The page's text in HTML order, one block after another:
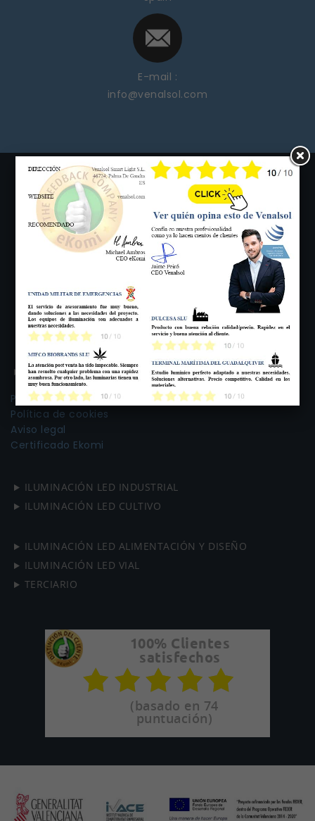
E-mail :
info@venalsol.com
C/ Garbí, 15 Pol. Industrial Palma de Gandia, Palma de
Gandía, (Valencia)
+34 96 280 82 19 info@venalsol.com
CONTENIDOS
Política de privacidad
Política de cookies
Aviso legal
Certificado Ekomi
ILUMINACIÓN LED INDUSTRIAL
ILUMINACIÓN LED CULTIVO
ILUMINACIÓN LED ALIMENTACIÓN Y DISEÑO
ILUMINACIÓN LED VIAL
TERCIARIO
100% Clientes
satisfechos
(basado en 74
puntuación)